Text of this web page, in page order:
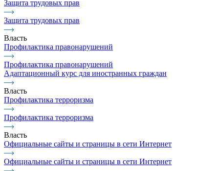
Защита трудовых прав
Защита трудовых прав
Власть
Профилактика правонарушений
Профилактика правонарушений
Адаптационный курс для иностранных граждан
Власть
Профилактика терроризма
Профилактика терроризма
Власть
Официальные сайты и страницы в сети Интернет
Официальные сайты и страницы в сети Интернет